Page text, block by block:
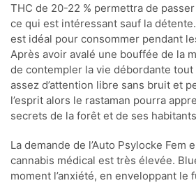
THC de 20-22 % permettra de
ce qui est intéressant sauf la détente.
est idéal pour consommer pendant
Après avoir avalé une bouffée de la
de contempler la vie débordante tout
assez d’attention libre sans bruit et
l’esprit alors le rastaman pourra
secrets de la forêt et de ses
La demande de l’Auto Psylocke Fem
cannabis médical est très élevée.
moment l’anxiété, en enveloppant le